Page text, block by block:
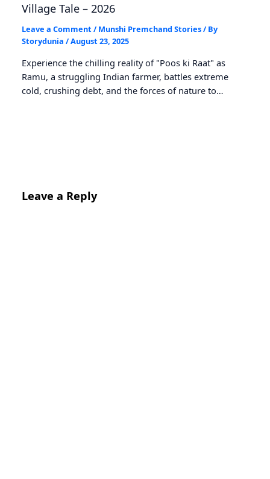
Village Tale – 2026
Leave a Comment / Munshi Premchand Stories/ By
Storydunia /August 23, 2025
Experience the chilling reality of "Poos ki Raat" as
Ramu, a struggling Indian farmer, battles extreme
cold, crushing debt, and the forces of nature to…
Leave a Reply